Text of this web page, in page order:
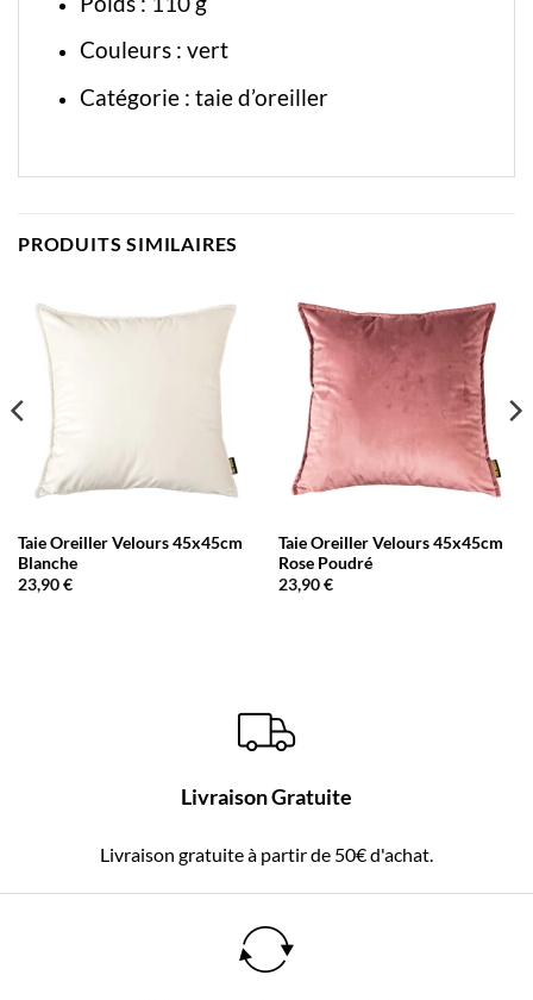
Couleurs : vert
Catégorie : taie d’oreiller
PRODUITS SIMILAIRES
Taie Oreiller Velours 45x45cm
Blanche
23,90€
Taie Oreiller Velours 45x45cm
Rose Poudré
23,90€
Livraison Gratuite
Livraison gratuite à partir de 50€ d'achat.